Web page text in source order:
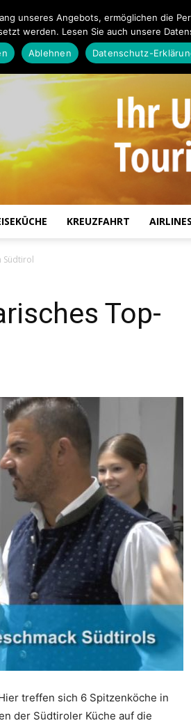
Touristiknews
und
Reiseempfehlungen.
KREUZFAHRT AIRLINES
Südtirol
Top-
treffen sich 6 Spitzenköche in
der Südtiroler Küche auf die
unseres Angebots, ermöglichen die
werden. Lesen Sie auch unsere
Ablehnen Datenschutz-